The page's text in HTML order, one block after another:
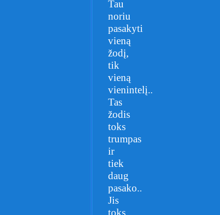
Tau
noriu
pasakyti
vieną
žodį,
tik
vieną
vienintelį..
Tas
žodis
toks
trumpas
ir
tiek
daug
pasako..
Jis
toks